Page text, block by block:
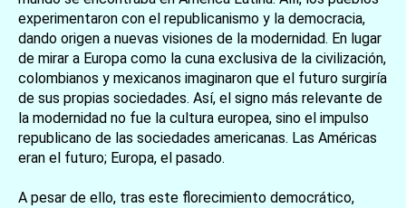
experimentaron con el republicanismo y la democracia,
dando origen a nuevas visiones de la modernidad. En lugar
de mirar a Europa como la cuna exclusiva de la civilización,
colombianos y mexicanos imaginaron que el futuro surgiría
de sus propias sociedades. Así, el signo más relevante de
la modernidad no fue la cultura europea, sino el impulso
republicano de las sociedades americanas. Las Américas
eran el futuro; Europa, el pasado.
A pesar de ello, tras este florecimiento democrático,